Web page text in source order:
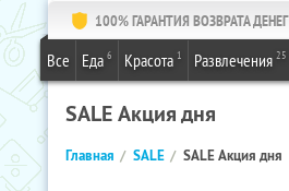
100% ГАРАНТИЯ ВОЗВРАТА ДЕНЕГ
Все Еда 6 Красота 1 Развлечения 25
SALE Акция дня
Главная SALE SALE Акция дня